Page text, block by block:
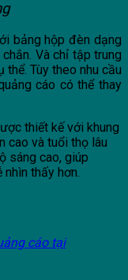
bảng hộp đèn dạng
Và chỉ tập trung
Tùy theo nhu cầu
cáo có thể thay
thiết kế với khung
cao và tuổi thọ lâu
sáng cao, giúp
thấy hơn.
cáo tại